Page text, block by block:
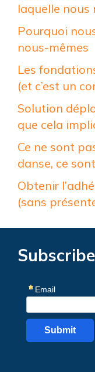
laquelle nous
Pourquoi
nous-mêmes
Les
(et c’est un
Solution
que cela
Ce ne sont
danse, ce
Obtenir
(sans